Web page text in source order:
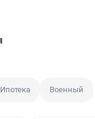
Ипотека Военный